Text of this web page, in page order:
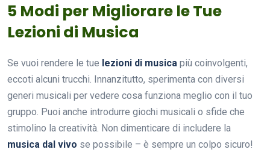
5 Modi per Migliorare le Tue
Lezioni di Musica
Se vuoi rendere le tue lezioni di musica più coinvolgenti,
eccoti alcuni trucchi. Innanzitutto, sperimenta con diversi
generi musicali per vedere cosa funziona meglio con il tuo
gruppo. Puoi anche introdurre giochi musicali o sfide che
stimolino la creatività. Non dimenticare di includere la
musica dal vivo se possibile – è sempre un colpo sicuro!